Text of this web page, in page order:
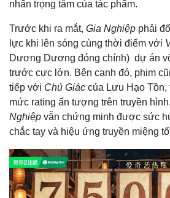
nhấn trọng tâm của tác phẩm.
Trước khi ra mắt, Gia Nghiệp phải
lực khi lên sóng cùng thời điểm với
Dương Dương đóng chính) dự án
trước cực lớn. Bên cạnh đó, phim
tiếp với Chủ Giác của Lưu Hạo Tồn,
mức rating ấn tượng trên truyền
Nghiệp vẫn chứng minh được sức
chắc tay và hiệu ứng truyền miệng